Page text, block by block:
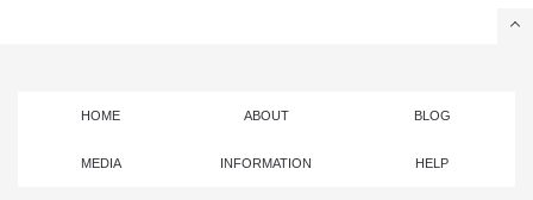
HOME ABOUT BLOG
MEDIA INFORMATION HELP